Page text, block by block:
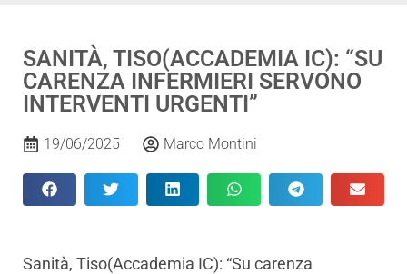
SANITÀ, TISO(ACCADEMIA IC): “SU
CARENZA INFERMIERI SERVONO
INTERVENTI URGENTI”
19/06/2025 Marco Montini
Sanità, Tiso(Accademia IC): “Su carenza